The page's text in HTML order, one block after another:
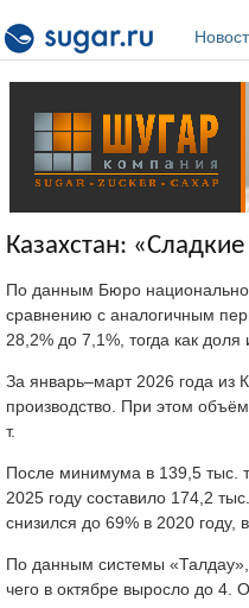
Казахстан:
По данным Бюро национальной
сравнению с аналогичным
28,2% до 7,1%, тогда как
За январь–март 2026 года из
производство. При этом
т.
После минимума в 139,5 тыс. т
2025 году составило 174,2
снизился до 69% в 2020
По данным системы «Талдау»,
чего в октябре выросло до 4.